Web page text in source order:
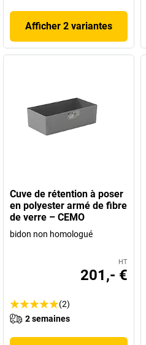
Afficher 2 variantes
Cuve de rétention à poser
en polyester armé de fibre
de verre – CEMO
bidon non homologué
HT
201,- €
(2)
2 semaines